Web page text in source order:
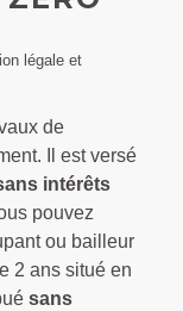
légale et
de
Il est versé
intérêts
pouvez
ou bailleur
2 ans situé en
sans